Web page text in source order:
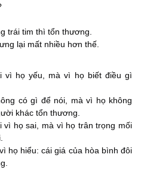
trái tim thì tổn thương.
lại mất nhiều hơn thế.
vì họ yếu, mà vì họ biết điều gì
có gì để nói, mà vì họ không
khác tổn thương.
vì họ sai, mà vì họ trân trọng mối
họ hiểu: cái giá của hòa bình đôi